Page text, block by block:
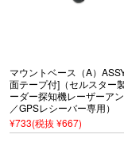
マウントベース（A）
面テープ付]（セルスター
ーダー探知機レーザーア
／GPSレシーバー専用）
¥733(税抜 ¥667)